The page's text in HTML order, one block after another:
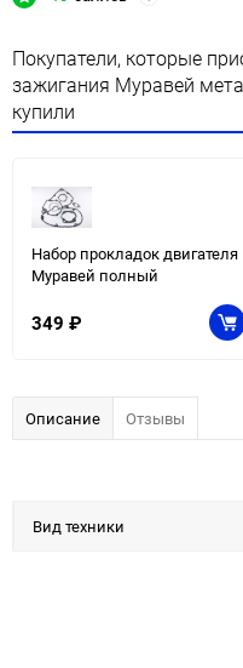
Покупатели, которые
зажигания Муравей
купили
Набор прокладок двигателя
Муравей полный
349 ₽
Описание Отзывы
Вид техники